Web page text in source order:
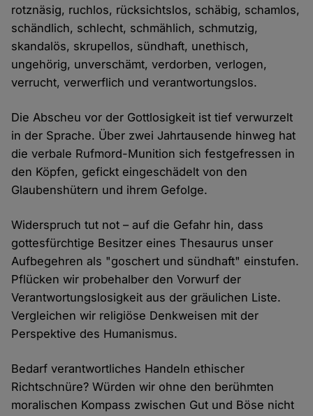
rotznäsig, ruchlos, rücksichtslos, schäbig, schamlos,
schändlich, schlecht, schmählich, schmutzig,
skandalös, skrupellos, sündhaft, unethisch,
ungehörig, unverschämt, verdorben, verlogen,
verrucht, verwerflich und verantwortungslos.
Die Abscheu vor der Gottlosigkeit ist tief verwurzelt
in der Sprache. Über zwei Jahrtausende hinweg hat
die verbale Rufmord-Munition sich festgefressen in
den Köpfen, gefickt eingeschädelt von den
Glaubenshütern und ihrem Gefolge.
Widerspruch tut not – auf die Gefahr hin, dass
gottesfürchtige Besitzer eines Thesaurus unser
Aufbegehren als "goschert und sündhaft" einstufen.
Pflücken wir probehalber den Vorwurf der
Verantwortungslosigkeit aus der gräulichen Liste.
Vergleichen wir religiöse Denkweisen mit der
Perspektive des Humanismus.
Bedarf verantwortliches Handeln ethischer
Richtschnüre? Würden wir ohne den berühmten
moralischen Kompass zwischen Gut und Böse nicht